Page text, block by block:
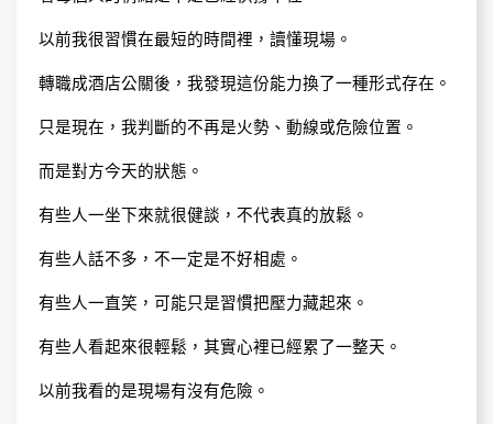
以前我很習慣在最短的時間裡，讀懂現場。
轉職成酒店公關後，我發現這份能力換了一種形式存在。
只是現在，我判斷的不再是火勢、動線或危險位置。
而是對方今天的狀態。
有些人一坐下來就很健談，不代表真的放鬆。
有些人話不多，不一定是不好相處。
有些人一直笑，可能只是習慣把壓力藏起來。
有些人看起來很輕鬆，其實心裡已經累了一整天。
以前我看的是現場有沒有危險。